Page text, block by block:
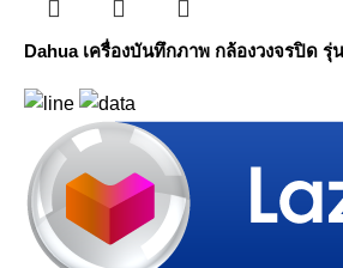
Dahua เครื่องบันทึกภาพ กล้องวงจรปิด รุ่